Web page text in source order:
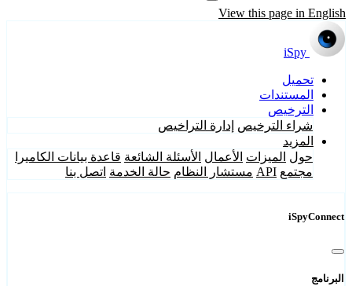
View this page in English
iSpy
تحميل
المستندات
الترخيص
شراء الترخيص إدارة التراخيص
المزيد
حول الميزات الأعمال الأسئلة الشائعة قاعدة بيانات الكاميرا
مجتمع API مستشار النظام حالة الخدمة اتصل بنا
iSpyConnect
البرنامج